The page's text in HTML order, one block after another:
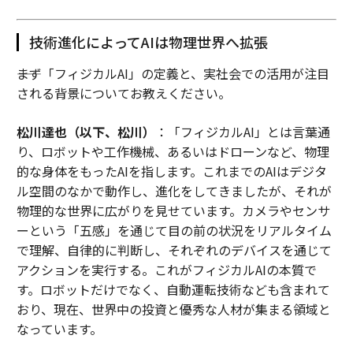
技術進化によってAIは物理世界へ拡張
――まず「フィジカルAI」の定義と、実社会での活用が注目
される背景についてお教えください。
松川達也（以下、松川）
：「フィジカルAI」とは言葉通
り、ロボットや工作機械、あるいはドローンなど、物理
的な身体をもったAIを指します。これまでのAIはデジタ
ル空間のなかで動作し、進化をしてきましたが、それが
物理的な世界に広がりを見せています。カメラやセンサ
ーという「五感」を通じて目の前の状況をリアルタイム
で理解、自律的に判断し、それぞれのデバイスを通じて
アクションを実行する。これがフィジカルAIの本質で
す。ロボットだけでなく、自動運転技術なども含まれて
おり、現在、世界中の投資と優秀な人材が集まる領域と
なっています。